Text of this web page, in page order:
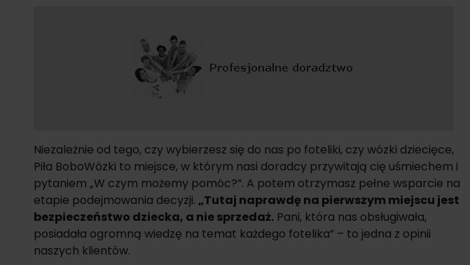
Niezależnie od tego, czy wybierzesz się do nas po foteliki, czy wózki dziecięce,
Piła BoboWózki to miejsce, w którym nasi doradcy przywitają cię uśmiechem i
pytaniem „W czym możemy pomóc?”. A potem otrzymasz pełne wsparcie na
etapie podejmowania decyzji. „Tutaj naprawdę na pierwszym miejscu jest
bezpieczeństwo dziecka, a nie sprzedaż. Pani, która nas obsługiwała,
posiadała ogromną wiedzę na temat każdego fotelika” – to jedna z opinii
naszych klientów.